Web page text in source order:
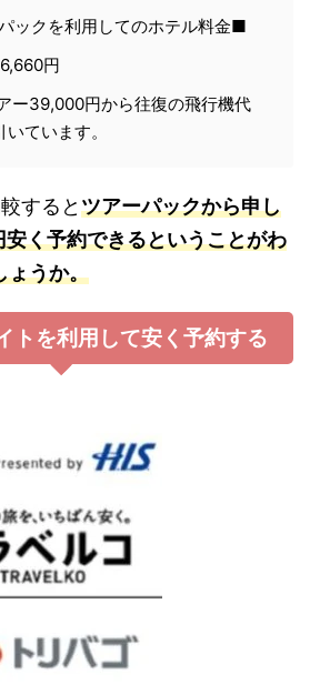
ックを利用してのホテル料金■
円
ー39,000円から往復の飛行機代
ています。
するとツアーパックから申し
く予約できるということがわ
ょうか。
トを利用して安く予約する